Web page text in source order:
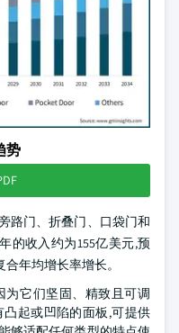
势
路门、折叠门、口袋门和
的收入约为155亿美元,预
年均增长率增长。
为它们坚固、精致且可调
起或凹陷的面板,可提供